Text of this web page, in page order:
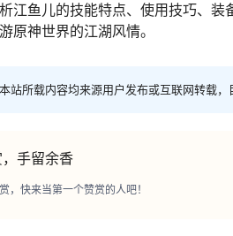
江鱼儿的技能特点、使用技巧、
原神世界的江湖风情。
本站所载内容均来源用户发布或互联网转载
手留余香
，快来当第一个赞赏的人吧！